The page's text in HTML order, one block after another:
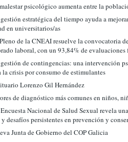
psicológico aumenta entre la
estratégica del tiempo ayuda a
en universitarios/as
de la CNEAI resuelve la convocatoria
laboral, con un 93,84% de evaluaciones
de contingencias: una intervención
la crisis por consumo de estimulantes
Lorenzo Gil Hernández
de diagnóstico más comunes en niños,
Nacional de Salud Sexual revela
desafíos persistentes en prevención y
Junta de Gobierno del COP Galicia